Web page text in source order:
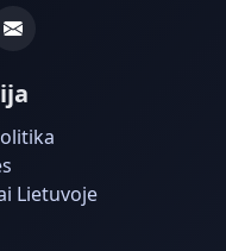
Lietuvoje